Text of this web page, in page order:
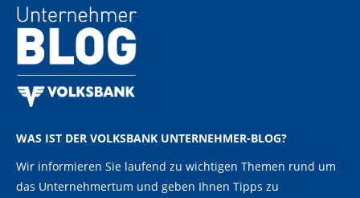
WAS IST DER VOLKSBANK UNTERNEHMER-BLOG?
Wir informieren Sie laufend zu wichtigen Themen rund um
das Unternehmertum und geben Ihnen Tipps zu